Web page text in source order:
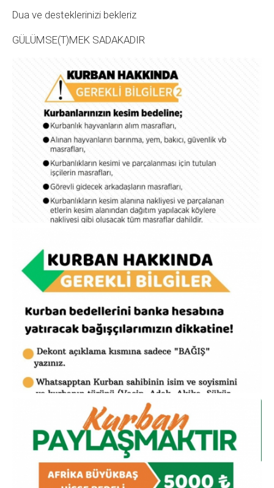
Dua ve desteklerinizi bekleriz
GÜLÜMSE(T)MEK SADAKADIR